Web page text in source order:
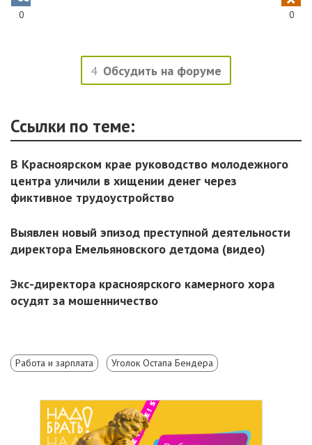
0 0
4 Обсудить на форуме
Ссылки по теме:
В Красноярском крае руководство молодежного
центра уличили в хищении денег через
фиктивное трудоустройство
Выявлен новый эпизод преступной деятельности
директора Емельяновского детдома (видео)
Экс-директора красноярского камерного хора
осудят за мошенничество
Работа и зарплата Уголок Остапа Бендера